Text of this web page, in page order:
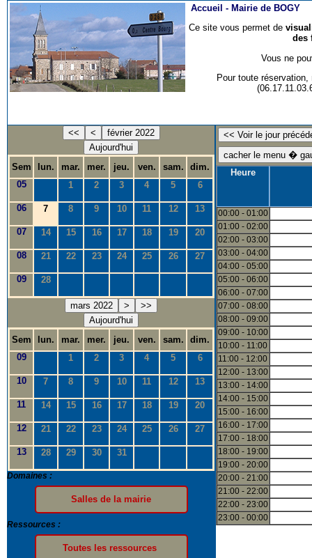
Accueil - Mairie de BOGY
Ce site vous permet de
des
Vous ne
Pour toute
<< <
février 2022
Aujourd'hui
Sem
lun. mar. mer. jeu. ven. sam.
dim.
05
1 2 3 4 5 6
06 7 8 9 10 11 12 13
07 14 15 16 17 18 19 20
08 21 22 23 24 25 26 27
09 28
mars 2022 >
>>
Aujourd'hui
Sem
lun. mar. mer. jeu. ven. sam.
dim.
09
1 2 3 4 5 6
10 7 8 9 10 11 12 13
11 14 15 16 17 18 19 20
12 21 22 23 24 25 26 27
13 28 29 30 31
Domaines :
Ressources :
Heure
00:00 - 01:00
01:00 - 02:00
02:00 - 03:00
03:00 - 04:00
04:00 - 05:00
05:00 - 06:00
06:00 - 07:00
07:00 - 08:00
08:00 - 09:00
09:00 - 10:00
10:00 - 11:00
11:00 - 12:00
12:00 - 13:00
13:00 - 14:00
14:00 - 15:00
15:00 - 16:00
16:00 - 17:00
17:00 - 18:00
18:00 - 19:00
19:00 - 20:00
20:00 - 21:00
21:00 - 22:00
22:00 - 23:00
23:00 - 00:00